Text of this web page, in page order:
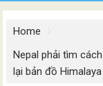
Home
Nepal phải tìm
lại bản đồ Himalaya